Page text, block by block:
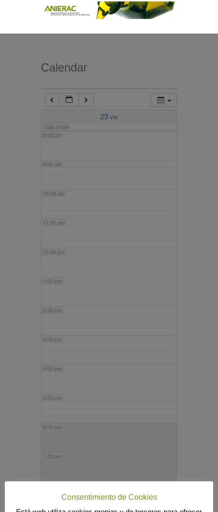
Calendar
23 vie
Todo el día
7:00 am
8:00 am
9:00 am
10:00 am
11:00 am
12:00 pm
1:00 pm
2:00 pm
3:00 pm
4:00 pm
5:00 pm
6:00 pm
7:00 pm
Consentimiento de Cookies